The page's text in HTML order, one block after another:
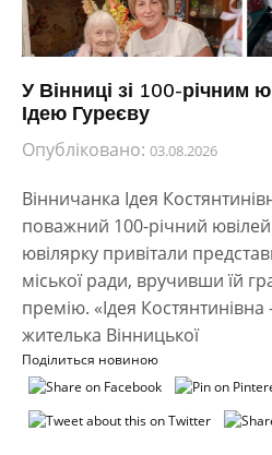
У Вінниці зі 100-річним
Ідею Гуреєву
Опубліковано: 03.08.2026
Вінничанка Ідея
поважний 100-річний
ювілярку привітали
міської ради, вручивши їй
премію. «Ідея
жителька Вінницької
Поділиться новиною